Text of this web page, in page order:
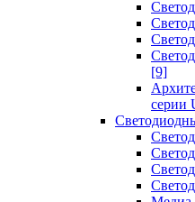
[9]
серии